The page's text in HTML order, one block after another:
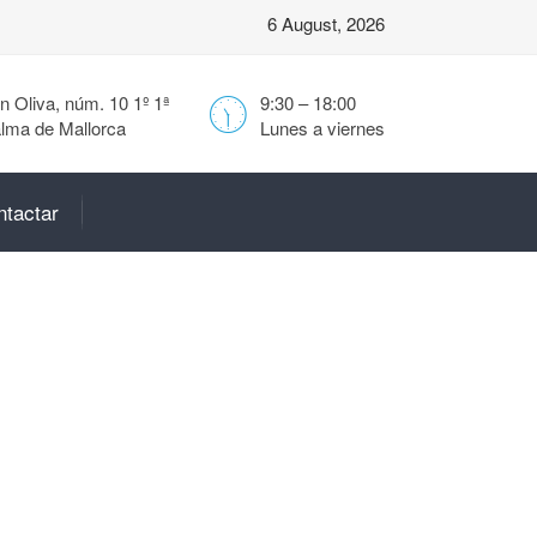
6 August, 2026
9:30 – 18:00
Lunes a viernes
Oliva, núm. 10 1º 1ª
de Mallorca